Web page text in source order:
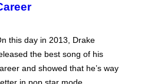
this day in 2013, Drake
the best song of his
and showed that he’s way